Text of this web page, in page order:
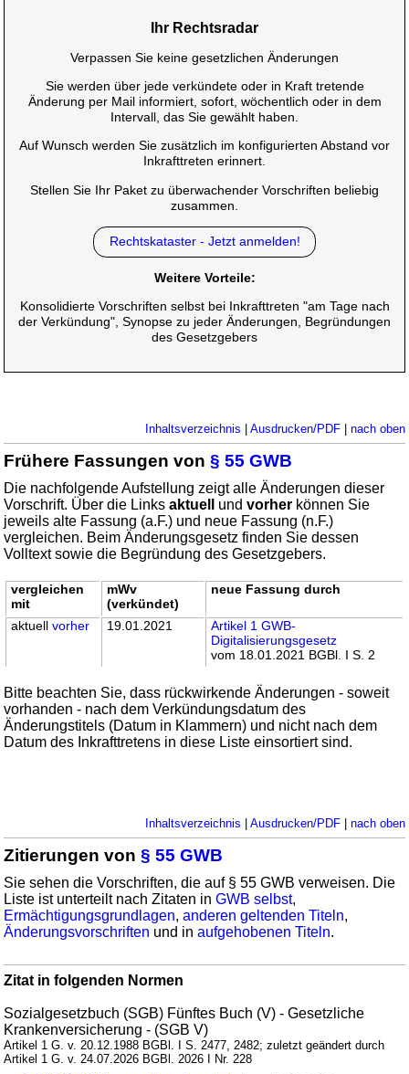
Ihr Rechtsradar
Verpassen Sie keine gesetzlichen Änderungen
Sie werden über jede verkündete oder in Kraft tretende
Änderung per Mail informiert, sofort, wöchentlich oder in dem
Intervall, das Sie gewählt haben.
Auf Wunsch werden Sie zusätzlich im konfigurierten Abstand vor
Inkrafttreten erinnert.
Stellen Sie Ihr Paket zu überwachender Vorschriften beliebig
zusammen.
Rechtskataster - Jetzt anmelden!
Weitere Vorteile:
Konsolidierte Vorschriften selbst bei Inkrafttreten "am Tage nach
der Verkündung", Synopse zu jeder Änderungen, Begründungen
des Gesetzgebers
Inhaltsverzeichnis Ausdrucken/PDF| nach oben
Frühere Fassungen von§ 55 GWB
Die nachfolgende Aufstellung zeigt alle Änderungen dieser
Vorschrift. Über die Linksaktuell undvorher können Sie
jeweils alte Fassung (a.F.) und neue Fassung (n.F.)
vergleichen. Beim Änderungsgesetz finden Sie dessen
Volltext sowie die Begründung des Gesetzgebers.
vergleichen
mit
mWv
(verkündet)
neue Fassung durch
aktuellvorher 19.01.2021
Artikel 1 GWB-
Digitalisierungsgesetz
vom 18.01.2021 BGBl. I S. 2
Bitte beachten Sie, dass rückwirkende Änderungen - soweit
vorhanden - nach dem Verkündungsdatum des
Änderungstitels (Datum in Klammern) und nicht nach dem
Datum des Inkrafttretens in diese Liste einsortiert sind.
Inhaltsverzeichnis Ausdrucken/PDF| nach oben
Zitierungen von§ 55 GWB
Sie sehen die Vorschriften, die auf § 55 GWB verweisen. Die
Liste ist unterteilt nach Zitaten inGWB selbst,
Ermächtigungsgrundlagen,anderen geltenden Titeln,
Änderungsvorschriften und inaufgehobenen Titeln.
Zitat in folgenden Normen
Sozialgesetzbuch (SGB) Fünftes Buch (V) - Gesetzliche
Krankenversicherung - (SGB V)
Artikel 1 G. v. 20.12.1988 BGBl. I S. 2477, 2482; zuletzt geändert durch
Artikel 1 G. v. 24.07.2026 BGBl. 2026 I Nr. 228